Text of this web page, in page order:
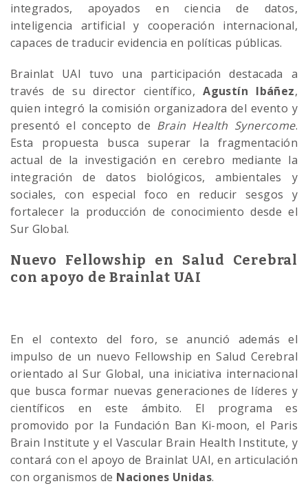
integrados, apoyados en ciencia de datos,
inteligencia artificial y cooperación internacional,
capaces de traducir evidencia en políticas públicas.
Brainlat UAI tuvo una participación destacada a
través de su director científico,Agustín Ibáñez,
quien integró la comisión organizadora del evento y
presentó el concepto de Brain Health Synercome.
Esta propuesta busca superar la fragmentación
actual de la investigación en cerebro mediante la
integración de datos biológicos, ambientales y
sociales, con especial foco en reducir sesgos y
fortalecer la producción de conocimiento desde el
Sur Global.
Nuevo Fellowship en Salud Cerebral
con apoyo de Brainlat UAI
En el contexto del foro, se anunció además el
impulso de un nuevo Fellowship en Salud Cerebral
orientado al Sur Global, una iniciativa internacional
que busca formar nuevas generaciones de líderes y
científicos en este ámbito. El programa es
promovido por la Fundación Ban Ki-moon, el Paris
Brain Institute y el Vascular Brain Health Institute, y
contará con el apoyo de Brainlat UAI, en articulación
con organismos de Naciones Unidas.